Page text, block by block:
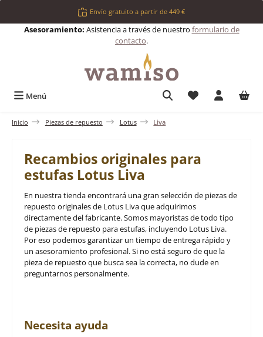
Saltar al contenido principalEnvío gratuito a partir de 449 €
Asesoramiento: Asistencia a través de nuestro formulario de
contacto.
Menú Tienes 0
Inicio Piezas de repuesto Lotus Liva
Recambios originales para
estufas Lotus Liva
En nuestra tienda encontrará una gran selección de piezas de
repuesto originales de Lotus Liva que adquirimos
directamente del fabricante. Somos mayoristas de todo tipo
de piezas de repuesto para estufas, incluyendo Lotus Liva.
Por eso podemos garantizar un tiempo de entrega rápido y
un asesoramiento profesional. Si no está seguro de que la
pieza de repuesto que busca sea la correcta, no dude en
preguntarnos personalmente.
Necesita ayuda